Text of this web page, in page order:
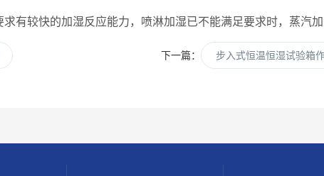
较快的加湿反应能力，喷淋加湿已不能满足要求时，蒸汽
下一篇： 步入式恒温恒湿试验箱